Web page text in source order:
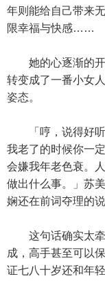
年则能给自己带来无
限幸福与快感……
她的心逐渐的开
转变成了一番小女人
姿态。
「哼，说得好听
我老了的时候你一定
会嫌我年老色衰。
做出什么事。」苏美
娴还在前词夺理的
这句话确实太牵
成，高手甚至可以保
证七八十岁还和年